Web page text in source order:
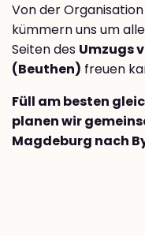
Von der
kümmern uns um
Seiten des Umzugs
(Beuthen) freuen
Füll am besten
planen wir
Magdeburg nach